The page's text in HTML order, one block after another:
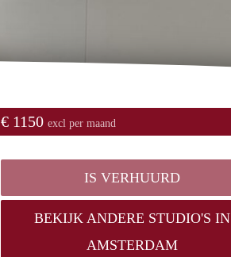
€ 1150 excl per maand
IS VERHUURD
BEKIJK ANDERE STUDIO'S IN
AMSTERDAM